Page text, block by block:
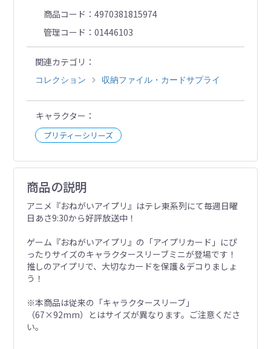
商品コード
4970381815974
管理コード
01446103
関連カテゴリ
コレクション 収納ファイル・カードサプライ
キャラクター
プリティーシリーズ
商品の説明
アニメ『おねがいアイプリ』はテレ東系列にて毎週日曜
日あさ9:30から好評放送中！
ゲーム『おねがいアイプリ』の「アイプリカード」にぴ
ったりサイズのキャラクタースリーブミニが登場です！
推しのアイプリで、大切なカードを保護＆デコりましょ
う！
※本商品は従来の「キャラクタースリーブ」
（67×92mm）とはサイズが異なります。ご注意くださ
い。